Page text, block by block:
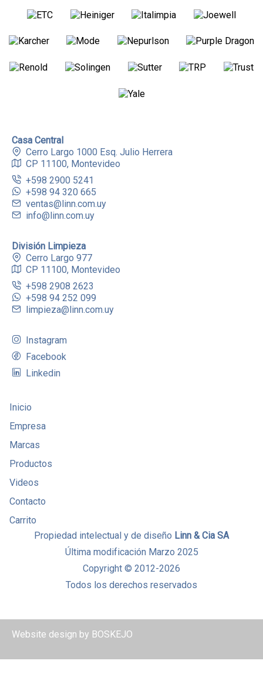
Casa Central
Cerro Largo 1000 Esq. Julio Herrera
CP 11100, Montevideo
+598 2900 5241
+598 94 320 665
ventas@linn.com.uy
info@linn.com.uy
División Limpieza
Cerro Largo 977
CP 11100, Montevideo
+598 2908 2623
+598 94 252 099
limpieza@linn.com.uy
Instagram
Facebook
Linkedin
Inicio
Empresa
Marcas
Productos
Videos
Contacto
Carrito
Propiedad intelectual y de diseño Linn & Cia SA
Última modificación Marzo 2025
Copyright © 2012-2026
Todos los derechos reservados
Website design by BOSKEJO